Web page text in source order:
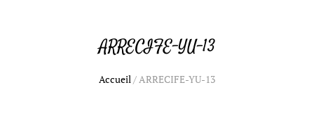
ARRECIFE-YU-13
Accueil/ARRECIFE-YU-13